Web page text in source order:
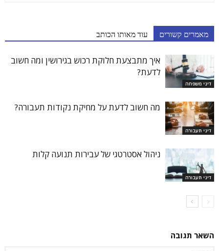
מאמרים קשורים עוד מאותו הכותב
דיני משפחה
איך מתבצעת חלוקת רכוש בגירושין ומה חשוב
לדעת?
דיני תעבורה
מה חשוב לדעת על מחיקת נקודות תעבורה?
דיני תעבורה
ניהול אסטרטגי של עבירות תנועה קלות
השאר תגובה